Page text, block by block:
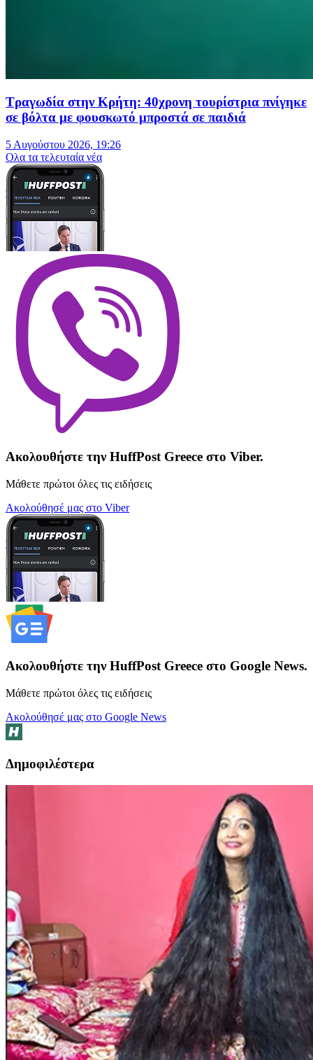
Τραγωδία στην Κρήτη: 40χρονη τουρίστρια πνίγηκε
σε βόλτα με φουσκωτό μπροστά σε παιδιά
5 Αυγούστου 2026, 19:26
Oλα τα τελευταία νέα
Ακολουθήστε την HuffPost Greece στο Viber.
Μάθετε πρώτοι όλες τις ειδήσεις
Ακολούθησέ μας στο Viber
Ακολουθήστε την HuffPost Greece στο Google News.
Μάθετε πρώτοι όλες τις ειδήσεις
Ακολούθησέ μας στο Google News
Δημοφιλέστερα